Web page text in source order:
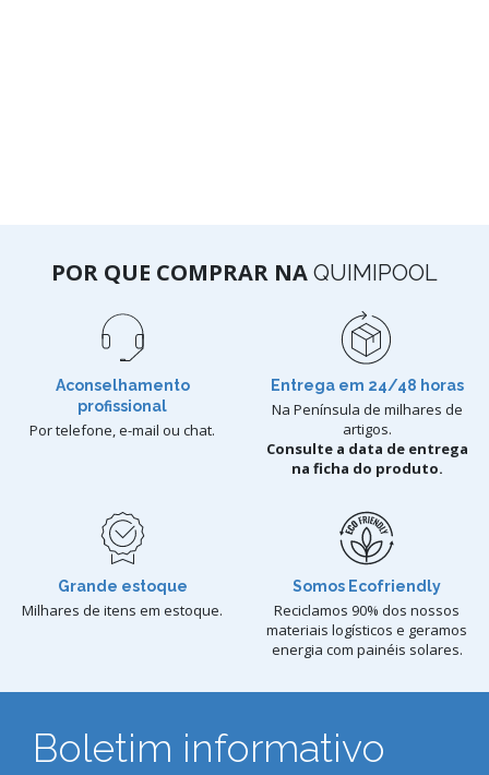
POR QUE COMPRAR NA QUIMIPOOL
Aconselhamento
profissional
Por telefone, e-mail ou chat.
Entrega em 24/48 horas
Na Península de milhares de
artigos.
Consulte a data de entrega
na ficha do produto.
Grande estoque
Milhares de itens em estoque.
Somos Ecofriendly
Reciclamos 90% dos nossos
materiais logísticos e geramos
energia com painéis solares.
Boletim informativo